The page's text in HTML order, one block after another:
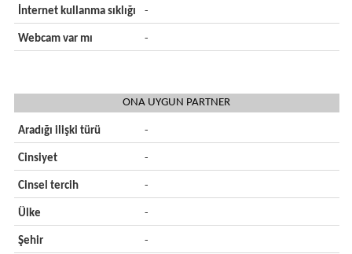
İnternet kullanma sıklığı -
Webcam var mı -
ONA UYGUN PARTNER
Aradığı ilişki türü -
Cinsiyet -
Cinsel tercih -
Ülke -
Şehir -